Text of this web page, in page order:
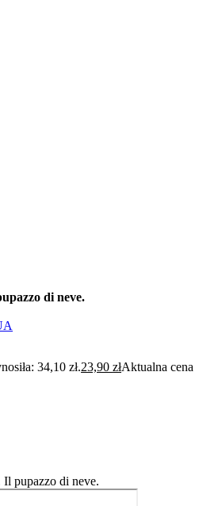
di neve.
34,10 zł.23,90złAktualna cena
Il pupazzo di neve.